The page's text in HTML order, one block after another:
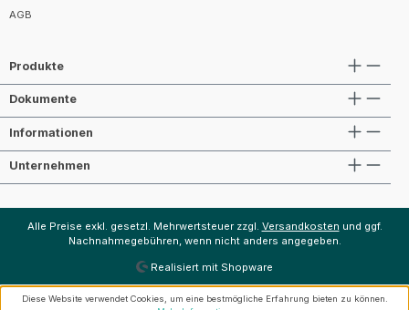
AGB
Produkte
Dokumente
Informationen
Unternehmen
Alle Preise exkl. gesetzl. Mehrwertsteuer zzgl. Versandkosten und ggf.
Nachnahmegebühren, wenn nicht anders angegeben.
Realisiert mit Shopware
Diese Website verwendet Cookies, um eine bestmögliche Erfahrung bieten zu können.